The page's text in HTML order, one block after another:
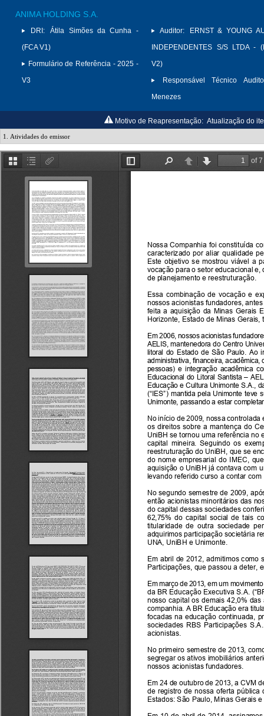
ANIMA HOLDING S.A.
DRI:
Átila Simões da Cunha -
(FCA V1)
Formulário de Referência - 2025 -
V3
Auditor:
ERNST & YOUNG
INDEPENDENTES S/S LTDA -
V2)
Responsável Técnico
Menezes
Motivo de Reapresentação: Atualização do